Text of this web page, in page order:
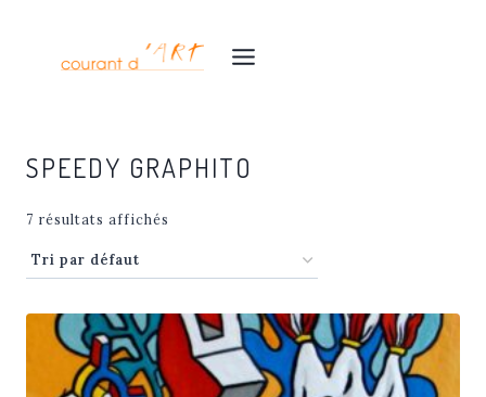
contenu
SPEEDY GRAPHITO
7 résultats affichés